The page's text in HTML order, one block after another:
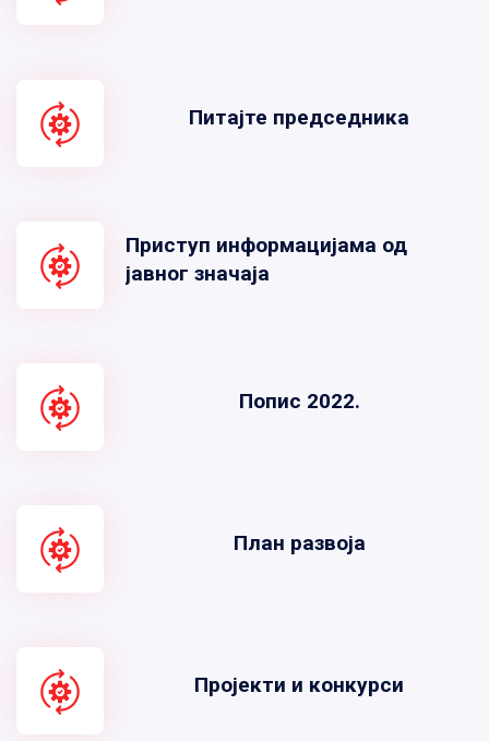
Питајте председника
Приступ информацијама од
јавног значаја
Попис 2022.
План развоја
Пројекти и конкурси